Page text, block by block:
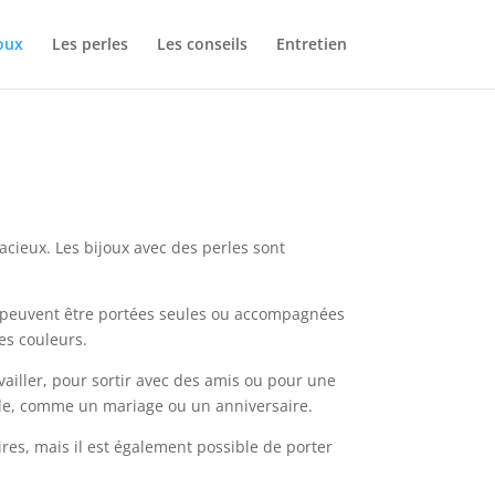
Les perles Les conseils Entretien
Les bijoux avec des perles sont
être portées seules ou accompagnées
couleurs.
pour sortir avec des amis ou pour une
comme un mariage ou un anniversaire.
mais il est également possible de porter